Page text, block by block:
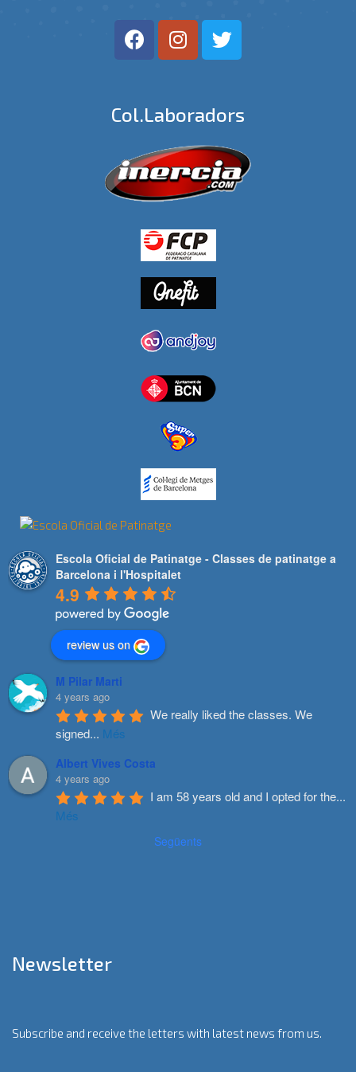
Col.laboradors
Escola Oficial de Patinatge - Classes de patinatge a
Barcelona i l'Hospitalet
4.9
review us on
M Pilar Marti
4 years ago
We really liked the classes. We
signed... Més
Albert Vives Costa
4 years ago
I am 58 years old and I opted for the...
Més
Següents
Newsletter
Subscribe and receive the letters with latest news from us.